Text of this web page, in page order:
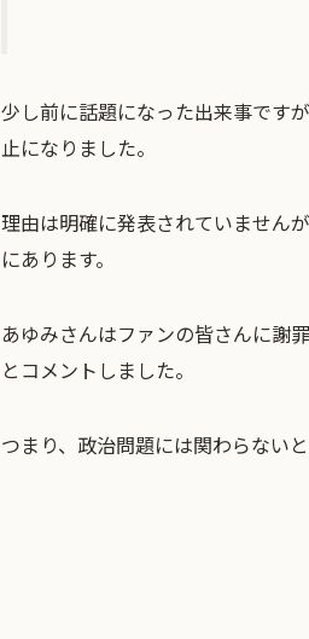
少し前に話題になった出来事です
止になりました。
理由は明確に発表されていません
にあります。
あゆみさんはファンの皆さんに謝
とコメントしました。
つまり、政治問題には関わらないと